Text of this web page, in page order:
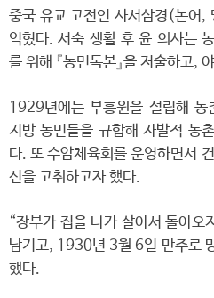
중국 유교 고전인 사서삼경(논어,
익혔다. 서숙 생활 후 윤 의사는
를 위해 『농민독본』을 저술하고,
1929년에는 부흥원을 설립해 농
지방 농민들을 규합해 자발적 농
다. 또 수암체육회를 운영하면서
신을 고취하고자 했다.
“장부가 집을 나가 살아서 돌아오
남기고, 1930년 3월 6일 만주로
했다.